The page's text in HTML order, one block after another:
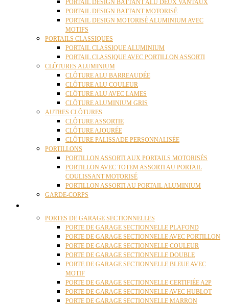
PORTAIL DESIGN BATTANT ALU DEUX VANTAUX
PORTAIL DESIGN BATTANT MOTORISÉ
PORTAIL DESIGN MOTORISÉ ALUMINIUM AVEC
MOTIFS
PORTAILS CLASSIQUES
PORTAIL CLASSIQUE ALUMINIUM
PORTAIL CLASSIQUE AVEC PORTILLON ASSORTI
CLÔTURES ALUMINIUM
CLÔTURE ALU BARREAUDÉE
CLÔTURE ALU COULEUR
CLÔTURE ALU AVEC LAMES
CLÔTURE ALUMINIUM GRIS
AUTRES CLÔTURES
CLÔTURE ASSORTIE
CLÔTURE AJOURÉE
CLÔTURE PALISSADE PERSONNALISÉE
PORTILLONS
PORTILLON ASSORTI AUX PORTAILS MOTORISÉS
PORTILLON AVEC TOTEM ASSORTI AU PORTAIL
COULISSANT MOTORISÉ
PORTILLON ASSORTI AU PORTAIL ALUMINIUM
GARDE-CORPS
PORTES DE GARAGE SECTIONNELLES
PORTE DE GARAGE SECTIONNELLE PLAFOND
PORTE DE GARAGE SECTIONNELLE AVEC PORTILLON
PORTE DE GARAGE SECTIONNELLE COULEUR
PORTE DE GARAGE SECTIONNELLE DOUBLE
PORTE DE GARAGE SECTIONNELLE BLEUE AVEC
MOTIF
PORTE DE GARAGE SECTIONNELLE CERTIFIÉE A2P
PORTE DE GARAGE SECTIONNELLE AVEC HUBLOT
PORTE DE GARAGE SECTIONNELLE MARRON